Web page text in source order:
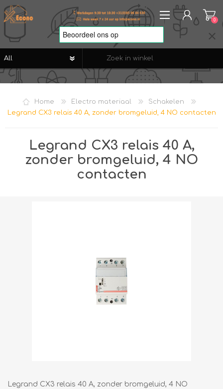
REGISTREREN
VERLANGLIJST
0
Home Electro materiaal
Schakelen
Legrand CX3 relais 40 A, zonder bromgeluid, 4 NO contacten
Legrand CX3 relais 40 A,
zonder bromgeluid, 4 NO
contacten
Legrand CX3 relais 40 A, zonder bromgeluid, 4 NO